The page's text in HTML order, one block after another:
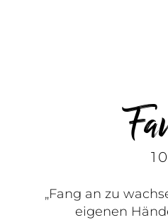
„Fang an zu
eigenen